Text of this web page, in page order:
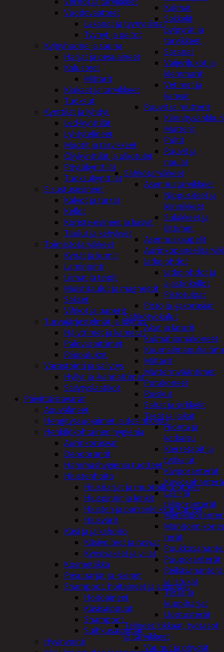
Kulmat
Sakkelit,
pylpyrät ja
tarvikkeet
Saranat
Vaijerilukot ja
klemmarit
Vetimet ja
kahvat
Ruuvit ja mutterit
Mutterit
Pultit
Ruuvit ja
naulat
Sähkötarvikkeet
Asennustarvikkeet
Nippusiteet ja
kiinnikkeet
Sulakkeet ja
liittimet
Asennuskaapelit
Jatkojohdot
Jatkojohdot ja
ajastinkellot
Pistotulpat
Pisto ja -jakorasiat
Sähkötyökalut
Akut ja laturit
Kulmahiomakoneet
Mittarit
Mutterinvääntimet
Porakoneet
Ruiskut
Sahat ja sirkkelit
Terät ja laikat
Hionta ja
katkaisu
Kierretapit ja
työkalut
Kiviporanterät
Kuviosahanterä
Lasi- ja
tiiliporanterät
terät
Puuporanterät
ja istukat
Teräs ja
kuppiharjat
Upotusterät
Telineet, tikkaat, työtasot
ja tarvikkeet
Vaunut ja pöydät
Vuodevaatteet
Lakanat ja tyynynlinat
Tyynyt ja peitot
Kylpyhuone ja sauna
Harjat ja pesuaineet
Kalusteet
Mittarit
Kiukaat ja tarvikkeet
Tuoksut
Kynttilät ja lyhdyt
Led-kynttilät
Lyhtytelineet
Muotit ja tarvikkeet
Öljykynttilät ja ulkotulet
Pöytäkynttilät
Tuoksukynttilät
Sisustusesineet
Kalvot ja tarrat
Kellot
Koriste-esineet ja kasvit
Taulut ja kehykset
Toimistotarvikkeet
Kynät ja kumit
Laminointi
Liimat ja teipit
Muistitaulut ja magneetit
Sakset
Vihkot ja paperit
Turvajärjestelmät ja lukitus
Hälyttimet ja kamerat
Palovaroittimet
Riippulukot
Varastointi ja säilytys
Hyllyt ja -kannattimet
Säilytyslaatikot
Päivittäistavarat
Apuvälineet
Hengityssuojaimet ja desinfiointi
Henkilökohtainen hygienia
Aurinkorasvat
Deodorantit
Hammashygienia tuotteet
Hiustenhoito
Hiusharjat ja muotoilutuotteet
Hiuspinnit ja lenkit
Hiusten ja parranleikkuukoneet
Hiusvärit
Käsi ja jalkahoito
Käsivoiteet ja rasvat
Kynsisakset ja viilat
Kosmetiikka
Pesuharjat ja -sienet
Shampoot, hoitaineet ja saippuat
Hoitoaineet
Käsisaippuat
Shampoot
Suihkusaippuat
Hyvinvointi